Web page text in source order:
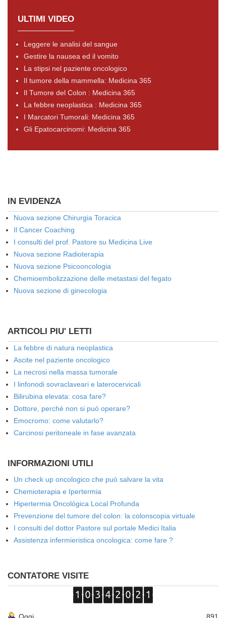
ULTIMI VIDEO
Leggere le analisi del sangue
Gestire la nausea ed il vomito
La stipsi nel paziente oncologico
Il tumore della mammella: Medicina 365
Il Tumore del Colon : Medicina 365
La febbre neoplastica : Medicina 365
I Marcatori Tumorali: Medicina 365
Gli Epatocarcinomi: Medicina 365
IN EVIDENZA
Nuova sezione Chirurgia Toracica
Il Cancer Coaching
I consulti del prof. Pastore su Medicina Live
Nuova sezione Radioterapia
Nuova sezione Psicooncologia
Chemioembolizzazione delle metastasi del fegato
Nuova sezione di ginecologia
ARTICOLI PIU' LETTI
La febbre di natura neoplastica
Ascite nel paziente oncologico
La necrosi nella massa tumorale
I linfonodi sovraclaveari e laterocervicali
Bilirubina elevata: cosa fare?
Dottore, perché non si può operare?
Emocromo: come valutarlo?
Carcinosi peritoneale in fase avanzata
INFORMAZIONI UTILI
Un check up oncologico che può salvare la vita
Chemioterapia e Ipertermia
Hipertermia Oncológica Local Profunda
Prevenzione del tumore del colon: la colonscopia virtuale
I consulti del dottor Pastore sul portale Medici Italia
Assistenza infermieristica oncologica: come fare ?
CONTATORE VISITE